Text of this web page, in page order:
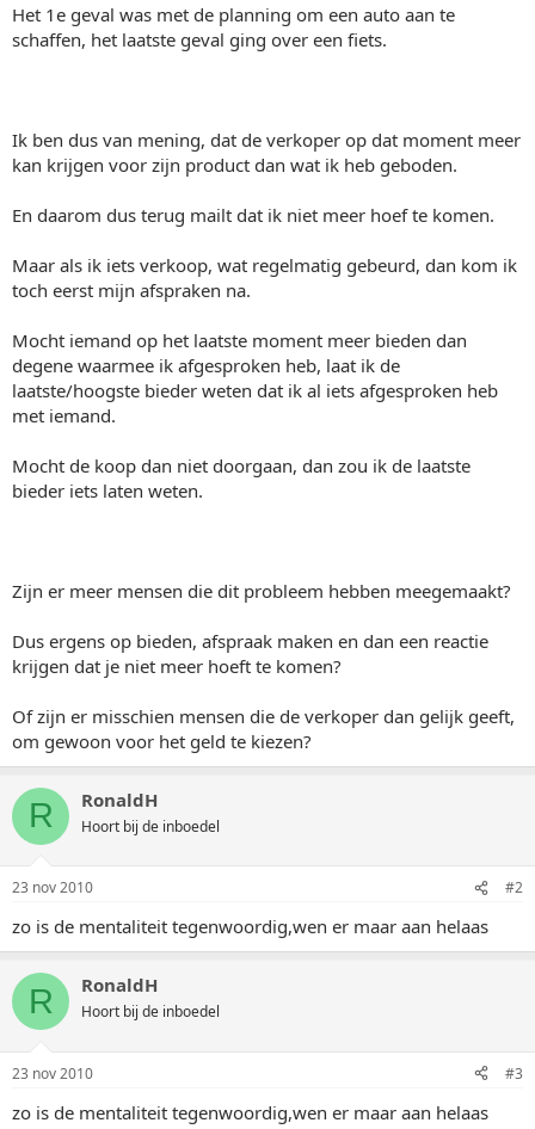
Het 1e geval was met de planning om een auto aan te
schaffen, het laatste geval ging over een fiets.
Ik ben dus van mening, dat de verkoper op dat moment meer
kan krijgen voor zijn product dan wat ik heb geboden.
En daarom dus terug mailt dat ik niet meer hoef te komen.
Maar als ik iets verkoop, wat regelmatig gebeurd, dan kom ik
toch eerst mijn afspraken na.
Mocht iemand op het laatste moment meer bieden dan
degene waarmee ik afgesproken heb, laat ik de
laatste/hoogste bieder weten dat ik al iets afgesproken heb
met iemand.
Mocht de koop dan niet doorgaan, dan zou ik de laatste
bieder iets laten weten.
Zijn er meer mensen die dit probleem hebben meegemaakt?
Dus ergens op bieden, afspraak maken en dan een reactie
krijgen dat je niet meer hoeft te komen?
Of zijn er misschien mensen die de verkoper dan gelijk geeft,
om gewoon voor het geld te kiezen?
R RonaldH
Hoort bij de inboedel
23 nov 2010 #2
zo is de mentaliteit tegenwoordig,wen er maar aan helaas
R RonaldH
Hoort bij de inboedel
23 nov 2010 #3
zo is de mentaliteit tegenwoordig,wen er maar aan helaas